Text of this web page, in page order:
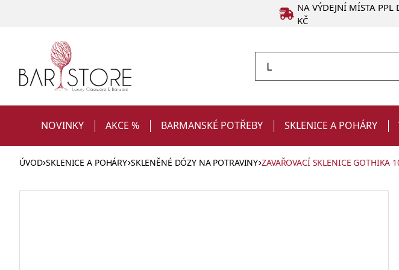
NA VÝDEJNÍ MÍSTA
KČ
NOVINKY AKCE % BARMANSKÉ POTŘEBY SKLENICE A POHÁRY
Chladiče
ÚVOD SKLENICE A POHÁRY SKLENĚNÉ DÓZY NA POTRAVINY ZAVAŘOVACÍ SKLENICE GOTHIKA